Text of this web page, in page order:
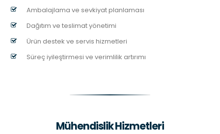
Ambalajlama ve sevkiyat planlaması
Dağıtım ve teslimat yönetimi
Ürün destek ve servis hizmetleri
Süreç iyileştirmesi ve verimlilik artırımı
Mühendislik Hizmetleri